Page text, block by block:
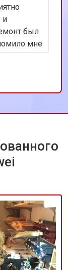
и
был
мне
новый.